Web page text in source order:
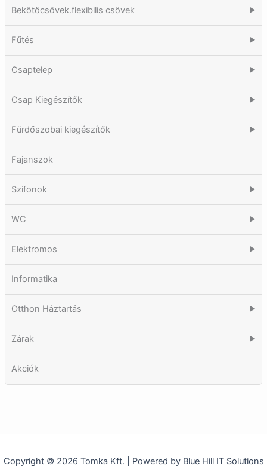
Bekötőcsövek.flexibilis csövek ▶
Fűtés ▶
Csaptelep ▶
Csap Kiegészítők ▶
Fürdőszobai kiegészítők ▶
Fajanszok
Szifonok ▶
WC ▶
Elektromos ▶
Informatika
Otthon Háztartás ▶
Zárak ▶
Akciók
Copyright © 2026 Tomka Kft. | Powered by Blue Hill IT Solutions